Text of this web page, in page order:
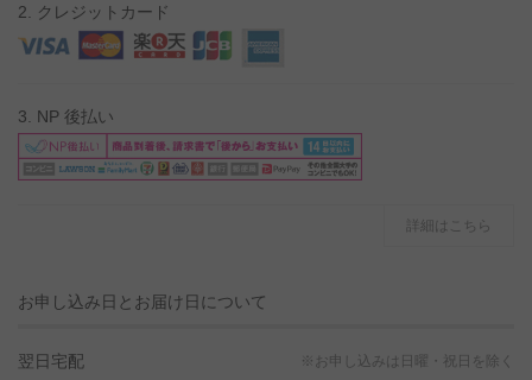
2. クレジットカード
3. NP 後払い
詳細はこちら
お申し込み日とお届け日について
翌日宅配 ※お申し込みは日曜・祝日を除く